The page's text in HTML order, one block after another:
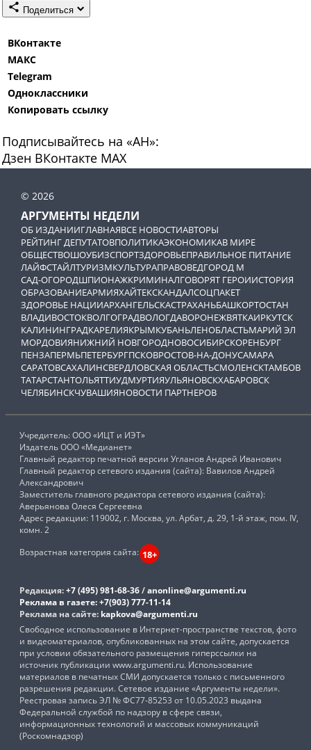
Поделиться
ВКонтакте
МАКС
Telegram
Одноклассники
Копировать ссылку
Подписывайтесь на «АН»:
Дзен ВКонтакте МАХ
© 2026
АРГУМЕНТЫ НЕДЕЛИ
ОБ ИЗДАНИИГЛАВНАЯВСЕ НОВОСТИАВТОРЫ
РЕЙТИНГ ДЕПУТАТОВПОЛИТИКАЭКОНОМИКАВ МИРЕ
ОБЩЕСТВОШОУБИЗСПОРТЗДОРОВЬЕПРАВИЛЬНОЕ ПИТАНИЕ
ЛАЙФСТАЙЛТУРИЗМКУЛЬТУРАПРАВОВЕДГОРОД М
САД-ОГОРОДШПИОНАЖКРИМИНАЛГОВОРЯТ ГЕРОИИСТОРИЯ
ОБРАЗОВАНИЕАРМИЯХАЙТЕКСКАНДАЛСОЦПАКЕТ
ЗДОРОВЬЕ НАЦИИАРХАНГЕЛЬСКАСТРАХАНЬБАШКОРТОСТАН
ВЛАДИВОСТОКВОЛГОГРАДВОЛОГДАВОРОНЕЖВЯТКАИРКУТСК
КАЛИНИНГРАДКАРЕЛИЯКРЫМКУБАНЬЛЕНОБЛАСТЬМАРИЙ ЭЛ
МОРДОВИЯНИЖНИЙ НОВГОРОДНОВОСИБИРСКОРЕНБУРГ
ПЕНЗАПЕРМЬПЕТЕРБУРГПСКОВРОСТОВ-НА-ДОНУСАМАРА
САРАТОВСАХАЛИНСВЕРДЛОВСКАЯ ОБЛАСТЬСМОЛЕНСКТАМБОВ
ТАТАРСТАНТОЛЬЯТТИУДМУРТИЯУЛЬЯНОВСКХАБАРОВСК
ЧЕЛЯБИНСКЧУВАШИЯНОВОСТИ ПАРТНЕРОВ
Учредитель: ООО «ИЦТ и ИЭТ»
Издатель ООО «Медианет»
Главный редактор печатной версии Угланов Андрей Иванович
Главный редактор сетевого издания (сайта): Вавилов Андрей
Александрович
Заместитель главного редактора сетевого издания (сайта):
Аверьянова Олеся Сергеевна
Адрес редакции: 119002, г. Москва, ул. Арбат, д. 29, 1-й этаж, пом. IV,
комн. 2
Возрастная категория сайта: 18+
Редакция:+7 (495) 981-68-36/anonline@argumenti.ru
Реклама в газете:+7(903) 777-11-14
Реклама на сайте: kapkova@argumenti.ru
Свободное использование в Интернет-пространстве текстов, фото
и видеоматериалов, опубликованных на этом сайте, допускается
при условии обязательного размещения гиперссылки на
источник публикации www.argumenti.ru. Использование
материалов в печатных СМИ допускается только с письменного
разрешения редакции. Сетевое издание «Аргументы недели».
Реестровая запись ЭЛ № ФС77-85253 от 10.05.2023 выдана
Федеральной службой по надзору в сфере связи,
информационных технологий и массовых коммуникаций
(Роскомнадзор)